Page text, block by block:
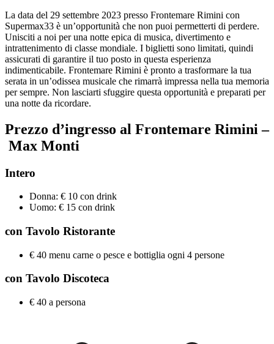
La data del 29 settembre 2023 presso Frontemare Rimini con
Supermax33 è un’opportunità che non puoi permetterti di perdere.
Unisciti a noi per una notte epica di musica, divertimento e
intrattenimento di classe mondiale. I biglietti sono limitati, quindi
assicurati di garantire il tuo posto in questa esperienza
indimenticabile. Frontemare Rimini è pronto a trasformare la tua
serata in un’odissea musicale che rimarrà impressa nella tua memoria
per sempre. Non lasciarti sfuggire questa opportunità e preparati per
una notte da ricordare.
Prezzo d’ingresso al Frontemare Rimini –
Max Monti
Intero
Donna: € 10 con drink
Uomo: € 15 con drink
con Tavolo Ristorante
€ 40 menu carne o pesce e bottiglia ogni 4 persone
con Tavolo Discoteca
€ 40 a persona